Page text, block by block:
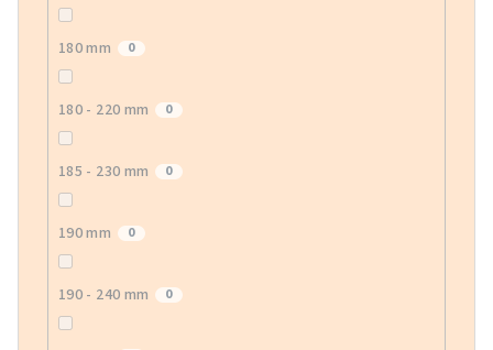
180 mm 0
180 - 220 mm 0
185 - 230 mm 0
190 mm 0
190 - 240 mm 0